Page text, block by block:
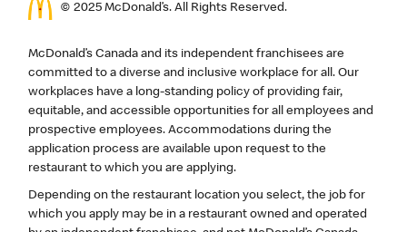
© 2025 McDonald’s. All Rights Reserved.
McDonald’s Canada and its independent franchisees are
committed to a diverse and inclusive workplace for all. Our
workplaces have a long-standing policy of providing fair,
equitable, and accessible opportunities for all employees and
prospective employees. Accommodations during the
application process are available upon request to the
restaurant to which you are applying.
Depending on the restaurant location you select, the job for
which you apply may be in a restaurant owned and operated